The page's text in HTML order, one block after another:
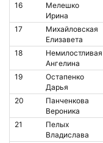
16
Мелешко
Ирина
17
Михайловская
Елизавета
18
Немилостливая
Ангелина
19
Остапенко
Дарья
20
Панченкова
Вероника
21
Пелых
Владислава